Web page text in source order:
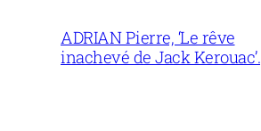
ADRIAN Pierre, ‘Le rêve
inachevé de Jack Kerouac’.